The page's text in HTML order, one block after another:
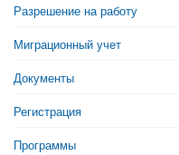
Разрешение на работу
Миграционный учет
Документы
Регистрация
Программы